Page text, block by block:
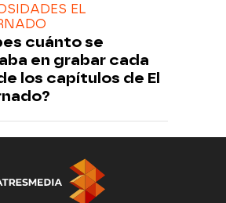
EL
cuánto se
en grabar cada
los capítulos de El